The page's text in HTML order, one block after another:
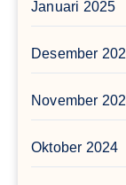
Januari 2025
Desember
November
Oktober 2024